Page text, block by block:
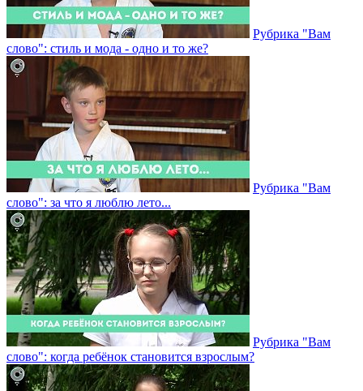
Рубрика "Вам
слово": стиль и мода - одно и то же?
Рубрика "Вам
слово": за что я люблю лето...
Рубрика "Вам
слово": когда ребёнок становится взрослым?